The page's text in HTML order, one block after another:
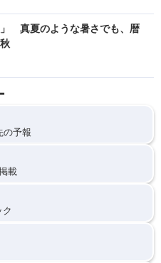
真夏のような暑さでも、暦
の予報
載